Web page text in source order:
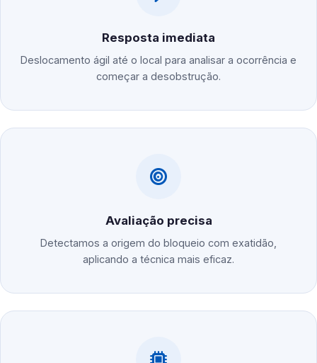
Resposta imediata
Deslocamento ágil até o local para analisar a ocorrência e
começar a desobstrução.
Avaliação precisa
Detectamos a origem do bloqueio com exatidão,
aplicando a técnica mais eficaz.